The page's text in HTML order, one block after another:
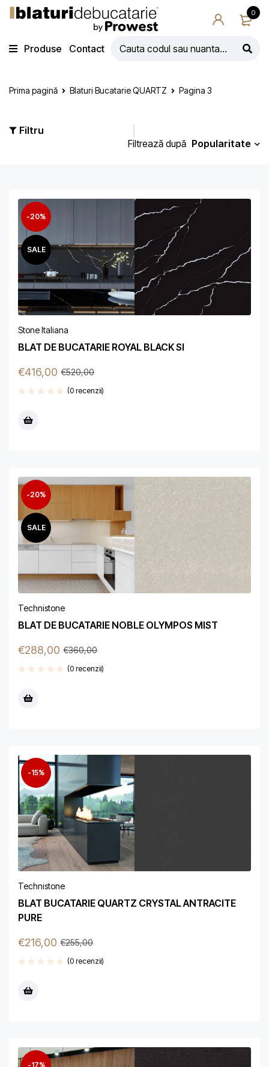
0
Produse Contact
Prima pagină Blaturi Bucatarie QUARTZ Pagina 3
Filtru
Filtrează după Popularitate
-20%
SALE
Stone Italiana
BLAT DE BUCATARIE ROYAL BLACK SI
€520,00
€416,00
(0 recenzii)
-20%
SALE
Technistone
BLAT DE BUCATARIE NOBLE OLYMPOS MIST
€360,00
€288,00
(0 recenzii)
-15%
Technistone
BLAT BUCATARIE QUARTZ CRYSTAL ANTRACITE
PURE
€255,00
€216,00
(0 recenzii)
-17%